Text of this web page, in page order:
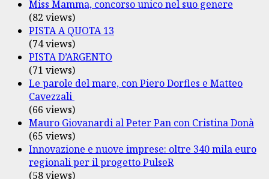
Miss Mamma, concorso unico nel suo genere
(82 views)
PISTA A QUOTA 13
(74 views)
PISTA D’ARGENTO
(71 views)
Le parole del mare, con Piero Dorfles e Matteo
Cavezzali
(66 views)
Mauro Giovanardi al Peter Pan con Cristina Donà
(65 views)
Innovazione e nuove imprese: oltre 340 mila euro
regionali per il progetto PulseR
(58 views)